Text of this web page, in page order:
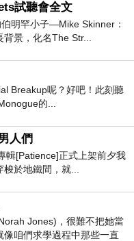
試聽會全文
明罕小子—Mike Skinner：
景，化名The Str...
Breakup呢？好吧！此刻聽
的...
人們
輯[Patience]正式上架前夕我
於地鐵間，就...
Jones)，很難不把她當
像咱們求學過程中那些一直